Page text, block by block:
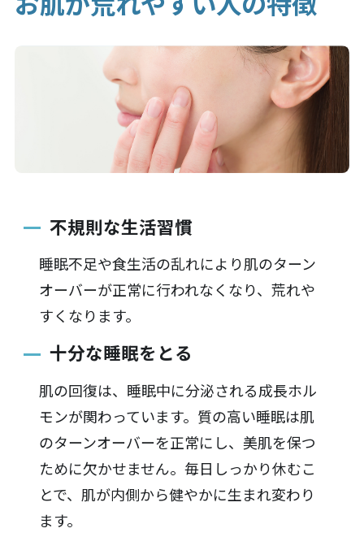
不規則な生活習慣
睡眠不足や食生活の乱れにより肌のターン
オーバーが正常に行われなくなり、荒れや
すくなります。
十分な睡眠をとる
肌の回復は、睡眠中に分泌される成長ホル
モンが関わっています。質の高い睡眠は肌
のターンオーバーを正常にし、美肌を保つ
ために欠かせません。毎日しっかり休むこ
とで、肌が内側から健やかに生まれ変わり
ます。